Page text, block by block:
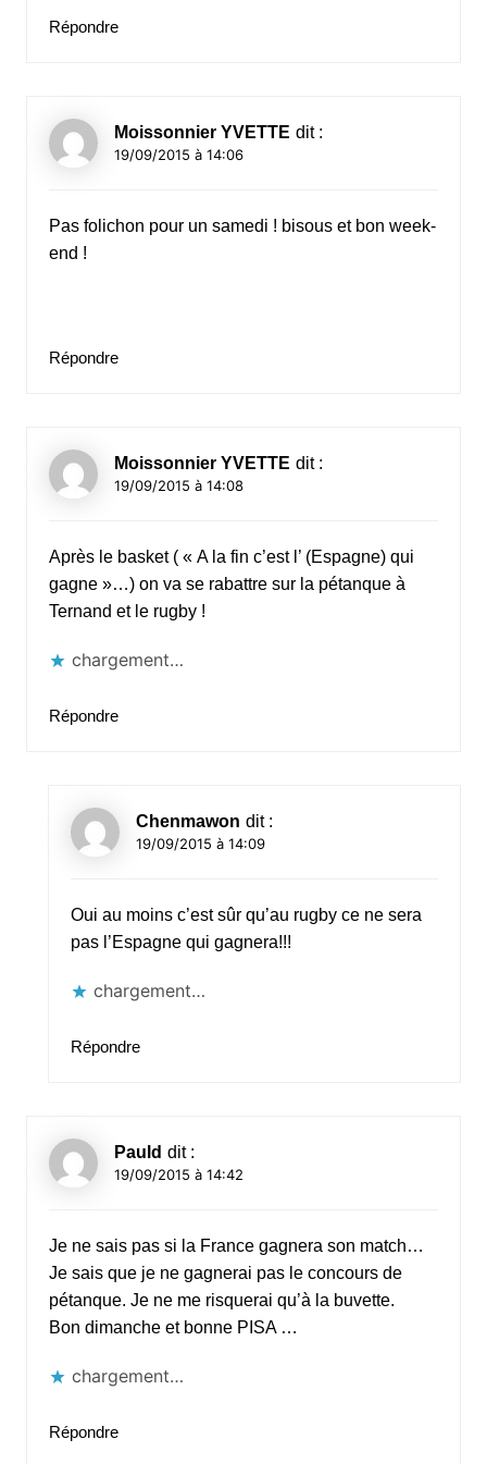
Répondre
Moissonnier YVETTE dit :
19/09/2015 à 14:06
Pas folichon pour un samedi ! bisous et bon week-
end !
Répondre
Moissonnier YVETTE dit :
19/09/2015 à 14:08
Après le basket ( « A la fin c’est l’ (Espagne) qui
gagne »…) on va se rabattre sur la pétanque à
Ternand et le rugby !
chargement…
Répondre
Chenmawon dit :
19/09/2015 à 14:09
Oui au moins c’est sûr qu’au rugby ce ne sera
pas l’Espagne qui gagnera!!!
chargement…
Répondre
Pauld dit :
19/09/2015 à 14:42
Je ne sais pas si la France gagnera son match…
Je sais que je ne gagnerai pas le concours de
pétanque. Je ne me risquerai qu’à la buvette.
Bon dimanche et bonne PISA …
chargement…
Répondre